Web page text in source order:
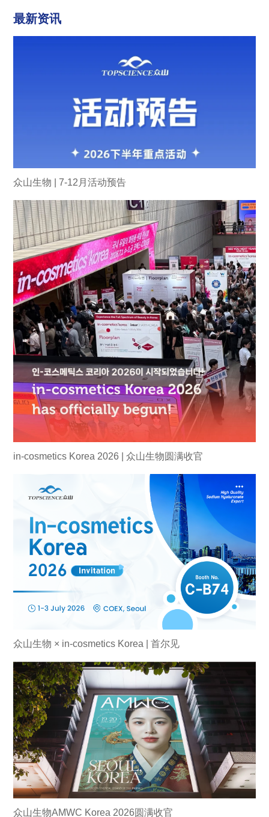
最新资讯
众山生物 | 7-12月活动预告
in-cosmetics Korea 2026 | 众山生物圆满收官
众山生物 × in-cosmetics Korea | 首尔见
众山生物AMWC Korea 2026圆满收官